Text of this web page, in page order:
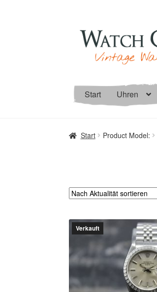
Navigation
springen
Inhalt
springen
Start Uhren
Start Product Model:
Verkauft